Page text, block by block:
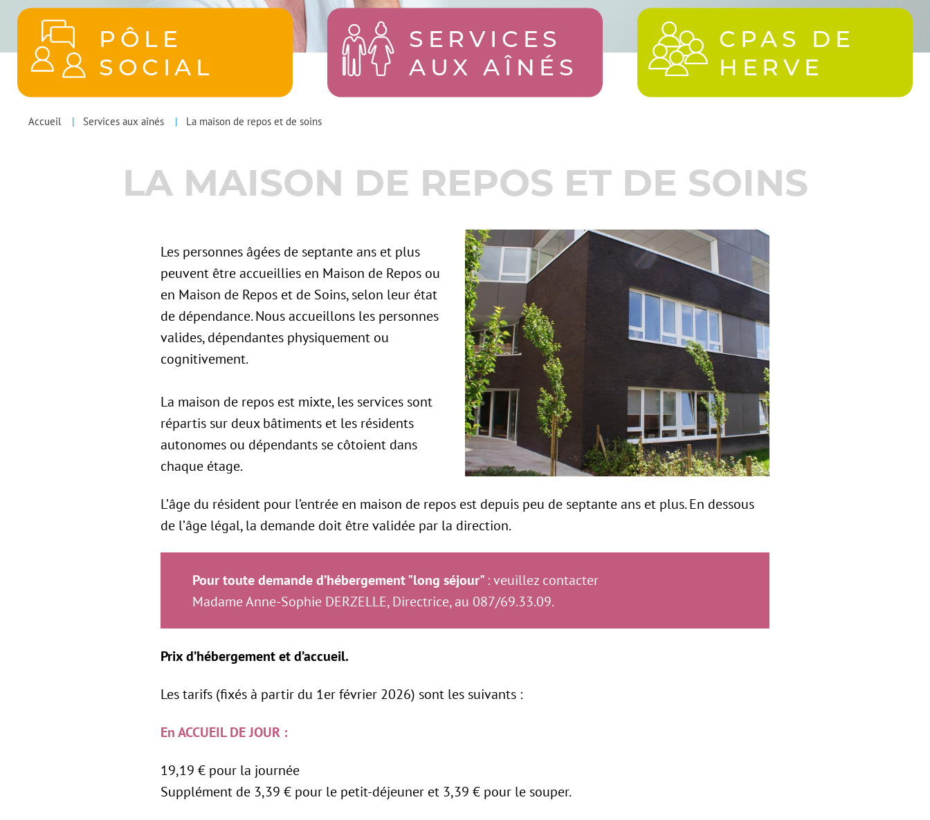
POLES
PÔLE
SOCIAL
SERVICES
AUX AÎNÉS
CPAS DE
HERVE
You
Accueil Services aux aînés La maison de repos et de soins
LA MAISON DE REPOS ET DE SOINS
Les personnes âgées de septante ans et plus
peuvent être accueillies en Maison de Repos ou
en Maison de Repos et de Soins, selon leur état
de dépendance. Nous accueillons les personnes
valides, dépendantes physiquement ou
cognitivement.
La maison de repos est mixte, les services sont
répartis sur deux bâtiments et les résidents
autonomes ou dépendants se côtoient dans
chaque étage.
L’âge du résident pour l’entrée en maison de repos est depuis peu de septante ans et plus. En dessous
de l’âge légal, la demande doit être validée par la direction.
Pour toute demande d’hébergement "long séjour" : veuillez contacter
Madame Anne-Sophie DERZELLE, Directrice, au 087/69.33.09.
Prix d’hébergement et d’accueil.
Les tarifs (fixés à partir du 1er février 2026) sont les suivants :
En ACCUEIL DE JOUR :
19,19 € pour la journée
Supplément de 3,39 € pour le petit-déjeuner et 3,39 € pour le souper.